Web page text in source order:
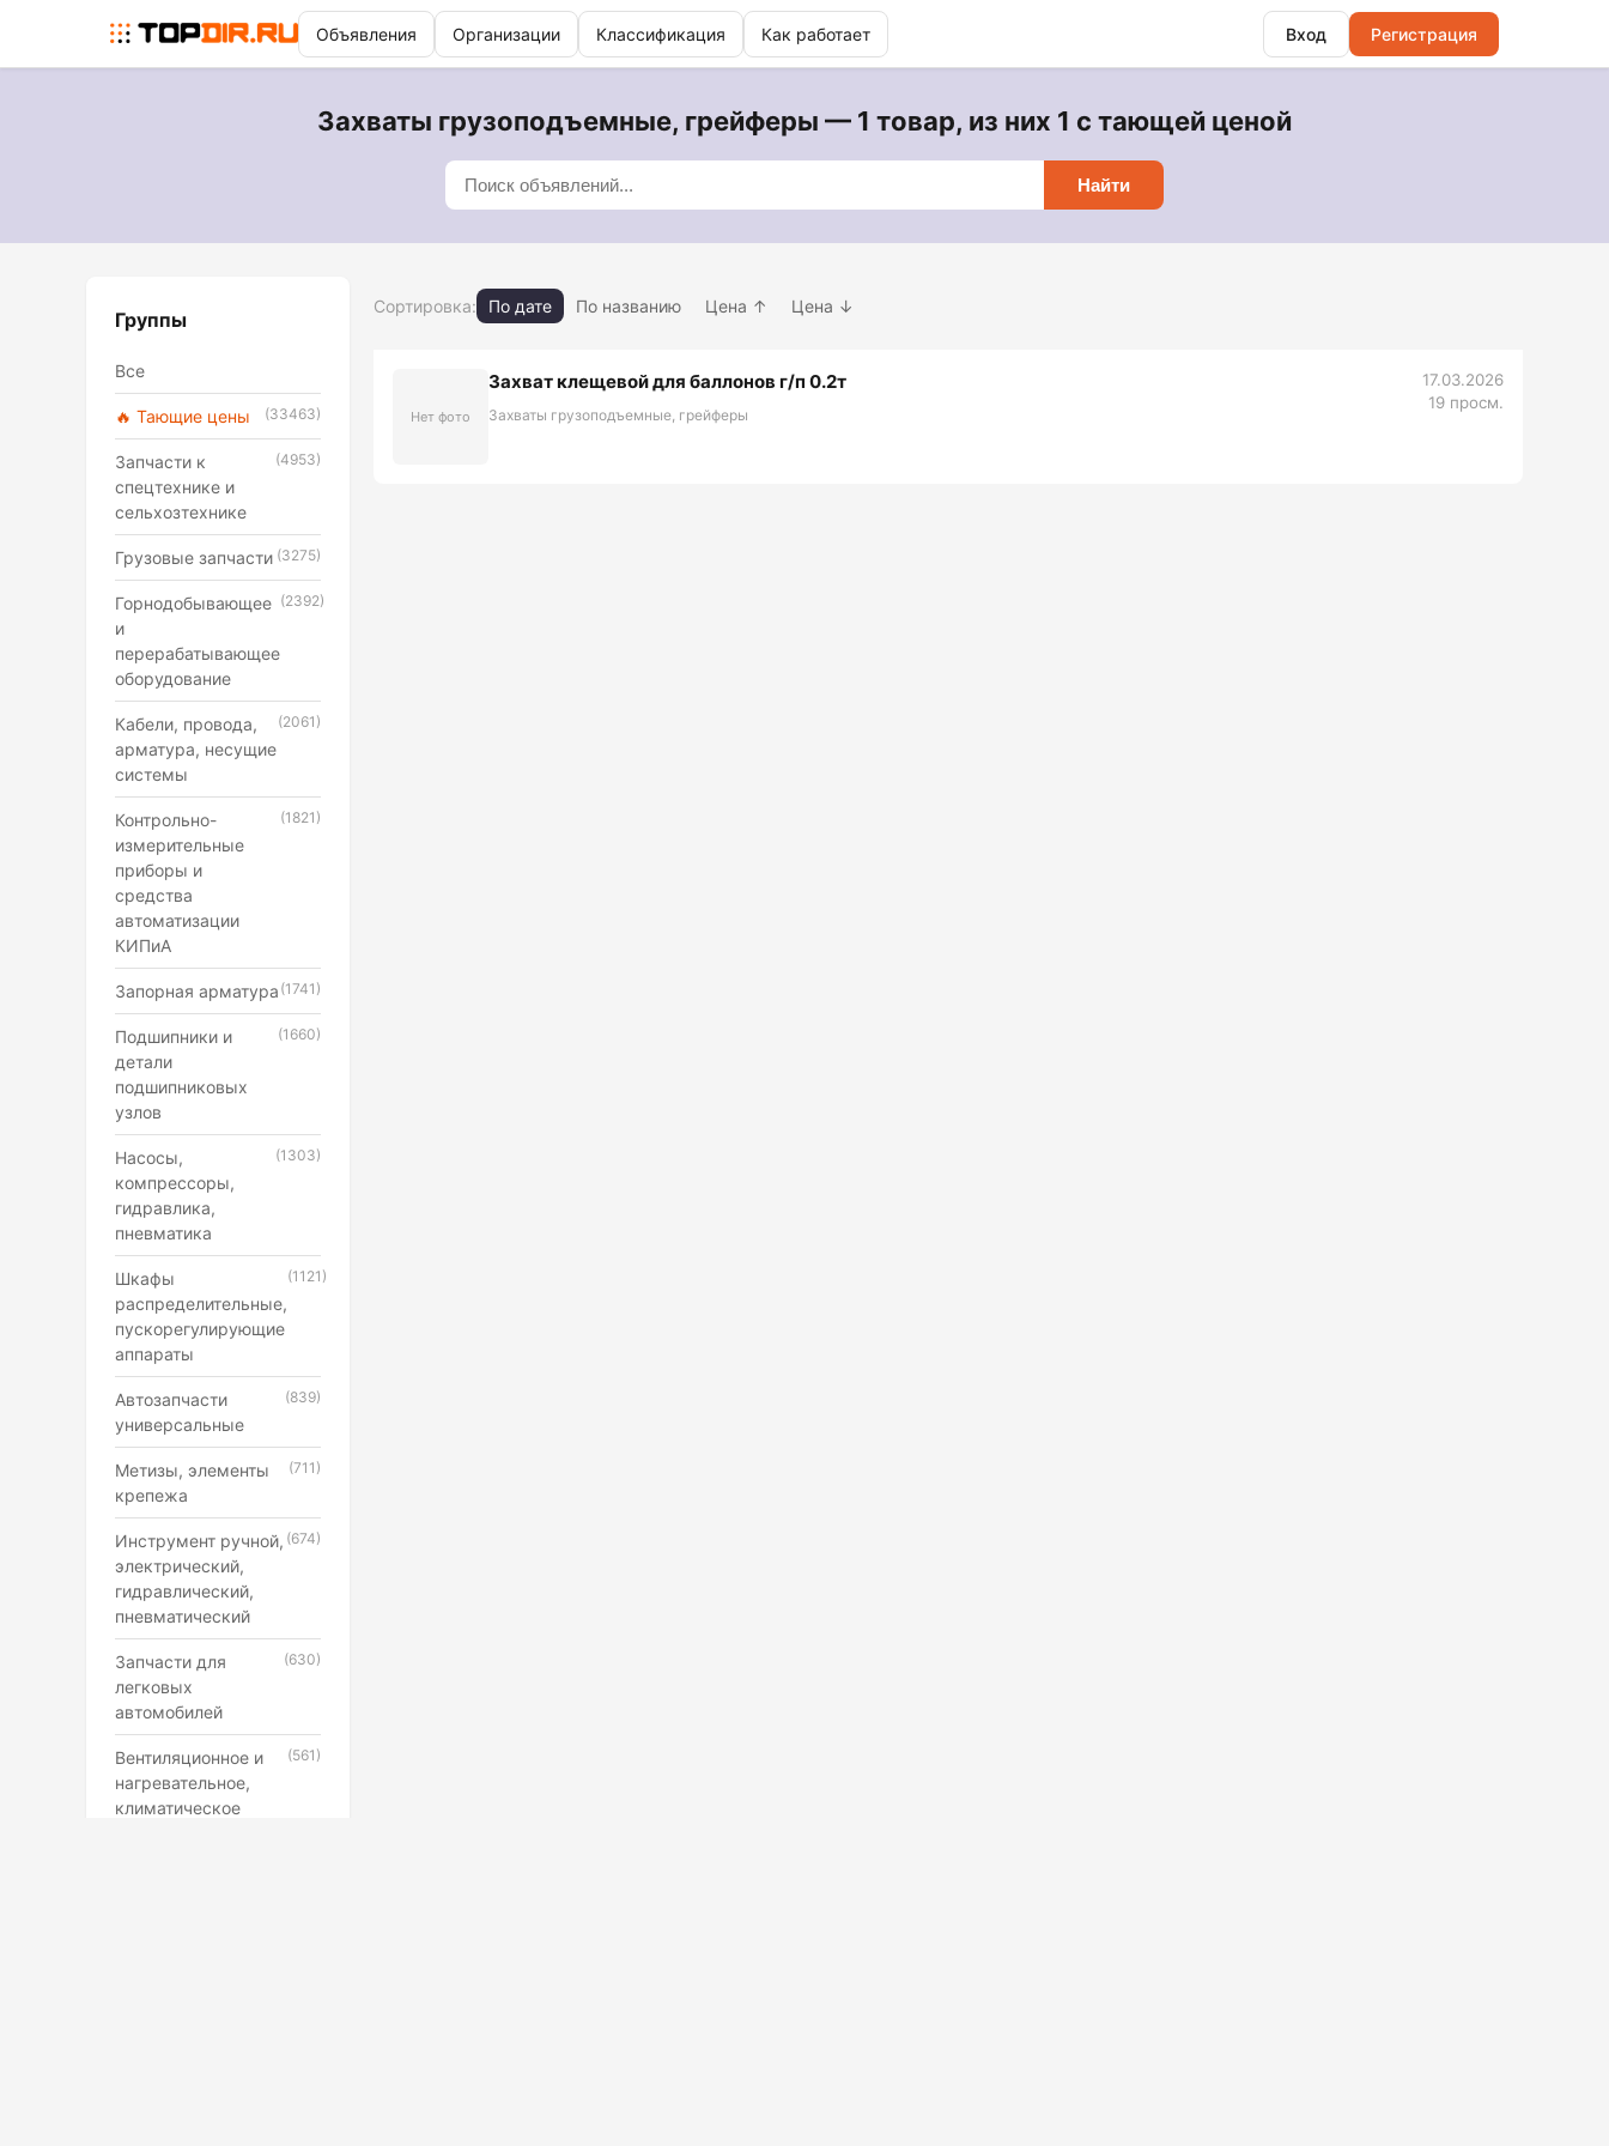
Объявления Организации Классификация Как работает Вход Регистрация
Захваты грузоподъемные, грейферы — 1 товар, из них 1 с тающей ценой
Найти
Группы
Все
🔥 Тающие цены (33463)
Запчасти к
спецтехнике и
сельхозтехнике
(4953)
Грузовые запчасти (3275)
Горнодобывающее
и
перерабатывающее
оборудование
(2392)
Кабели, провода,
арматура, несущие
системы
(2061)
Контрольно-
измерительные
приборы и
средства
автоматизации
КИПиА
(1821)
Запорная арматура (1741)
Подшипники и
детали
подшипниковых
узлов
(1660)
Насосы,
компрессоры,
гидравлика,
пневматика
(1303)
Шкафы
распределительные,
пускорегулирующие
аппараты
(1121)
Автозапчасти
универсальные
(839)
Метизы, элементы
крепежа
(711)
Инструмент ручной,
электрический,
гидравлический,
пневматический
(674)
Запчасти для
легковых
автомобилей
(630)
Вентиляционное и
нагревательное,
климатическое
(561)
Сортировка: По дате По названию Цена ↑ Цена ↓
Нет фото
Захват клещевой для баллонов г/п 0.2т
Захваты грузоподъемные, грейферы
17.03.2026
19 просм.